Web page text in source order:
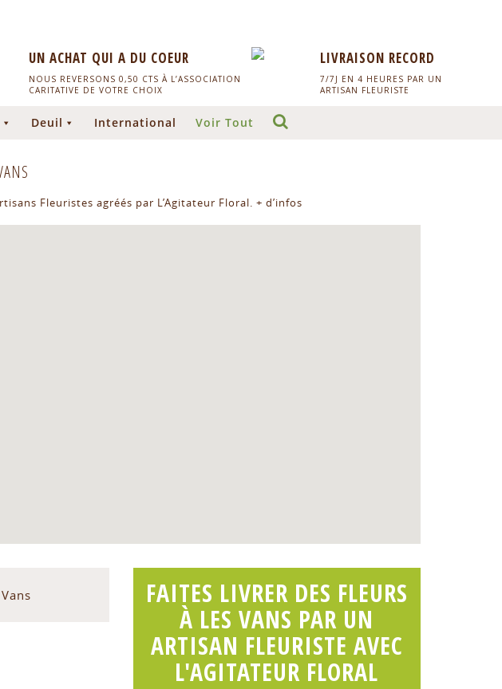
UN ACHAT QUI A DU COEUR
NOUS REVERSONS 0,50 CTS À L’ASSOCIATION
CARITATIVE DE VOTRE CHOIX
LIVRAISON RECORD
7/7J EN 4 HEURES PAR UN
ARTISAN FLEURISTE
Deuil International Voir Tout
Fleuristes agréés par L’Agitateur Floral. + d’infos
FAITES LIVRER DES FLEURS
À LES VANS PAR UN
ARTISAN FLEURISTE AVEC
L'AGITATEUR FLORAL